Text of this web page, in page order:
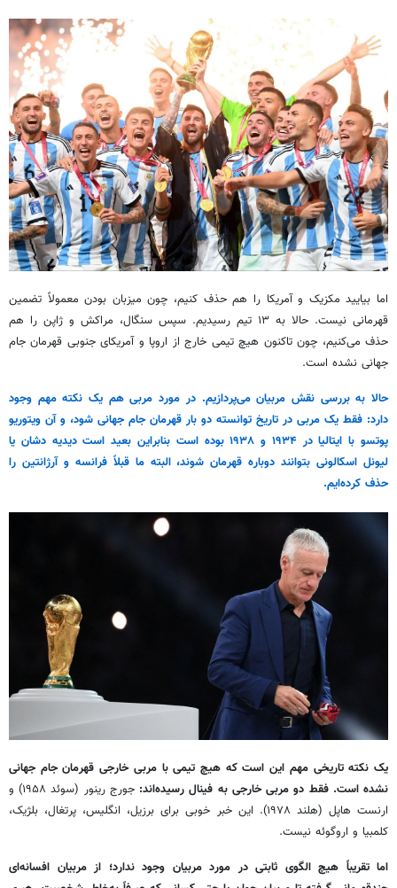
اما بیایید مکزیک و آمریکا را هم حذف کنیم، چون میزبان بودن معمولاً تضمین
قهرمانی نیست. حالا به ۱۳ تیم رسیدیم. سپس سنگال، مراکش و ژاپن را هم
حذف می‌کنیم، چون تاکنون هیچ تیمی خارج از اروپا و آمریکای جنوبی قهرمان جام
جهانی نشده است.
حالا به بررسی نقش مربیان می‌پردازیم. در مورد مربی هم یک نکته مهم وجود
دارد: فقط یک مربی در تاریخ توانسته دو بار قهرمان جام جهانی شود، و آن ویتوریو
پوتسو با ایتالیا در ۱۹۳۴ و ۱۹۳۸ بوده است بنابراین بعید است دیدیه دشان یا
لیونل اسکالونی بتوانند دوباره قهرمان شوند، البته ما قبلاً فرانسه و آرژانتین را
حذف کرده‌ایم.
یک نکته تاریخی مهم این است که هیچ تیمی با مربی خارجی قهرمان جام جهانی
نشده است. فقط دو مربی خارجی به فینال رسیده‌اند:
جورج رینور (سوئد ۱۹۵۸) و
ارنست هاپل (هلند ۱۹۷۸). این خبر خوبی برای برزیل، انگلیس، پرتغال، بلژیک،
کلمبیا و اروگوئه نیست.
اما تقریباً هیچ الگوی ثابتی در مورد مربیان وجود ندارد؛ از مربیان افسانه‌ای